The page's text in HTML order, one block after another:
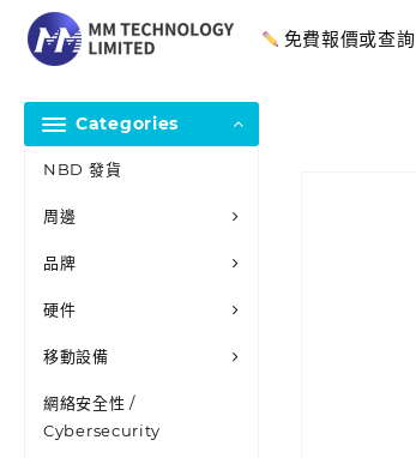
免費報價或查詢
Categories
NBD 發貨
周邊
品牌
硬件
移動設備
網絡安全性 /
Cybersecurity